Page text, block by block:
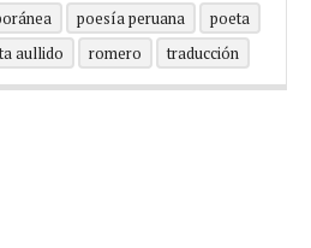
poesía peruana
poeta
aullido romero traducción